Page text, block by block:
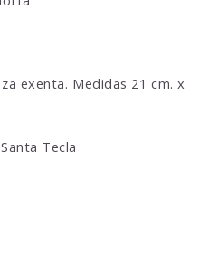
exenta. Medidas 21 cm. x
Tecla